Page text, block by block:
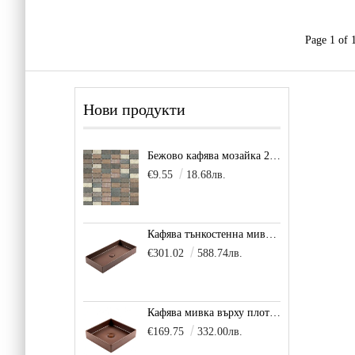
Page 1 of
Нови продукти
Бежово кафява мозайка 2,5х5см Scala Beige
€9.55
18.68лв.
Кафява тънкостенна мивка за плот Balance, цвят - карамел
€301.02
588.74лв.
Кафява мивка върху плот за баня и тоалетна Decente, цвят - карамел
€169.75
332.00лв.